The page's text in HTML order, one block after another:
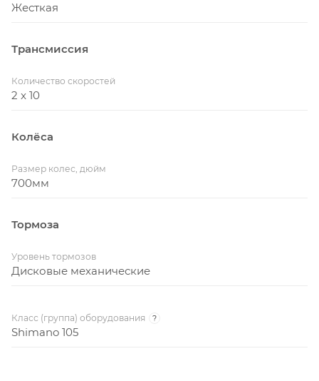
Жесткая
Трансмиссия
Количество скоростей
2 x 10
Колёса
Размер колес, дюйм
700мм
Тормоза
Уровень тормозов
Дисковые механические
Класс (группа) оборудования ?
Shimano 105